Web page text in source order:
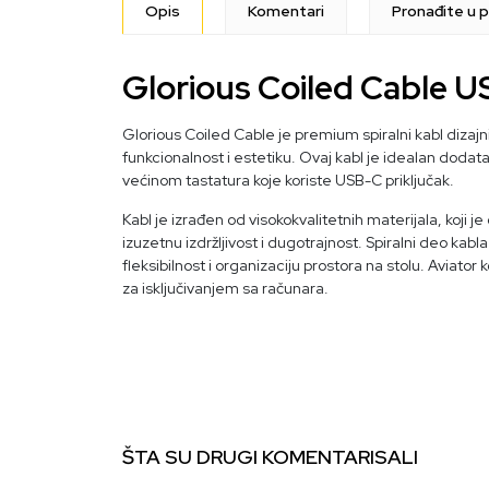
Opis Komentari Pronađite u
Glorious Coiled Cable
Glorious Coiled Cable je premium spiralni kabl
funkcionalnost i estetiku. Ovaj kabl je idealan
većinom tastatura koje koriste USB-C priključak.
Kabl je izrađen od visokokvalitetnih materijala, koji
izuzetnu izdržljivost i dugotrajnost. Spiralni deo
fleksibilnost i organizaciju prostora na stolu. Aviator
za isključivanjem sa računara.
ŠTA SU DRUGI KOMENTARISALI